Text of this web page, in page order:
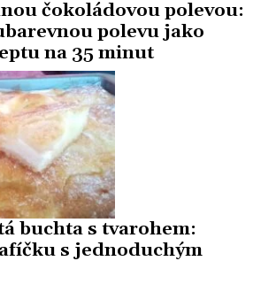
čokoládovou polevou:
polevu jako
na 35 minut
buchta s tvarohem:
s jednoduchým